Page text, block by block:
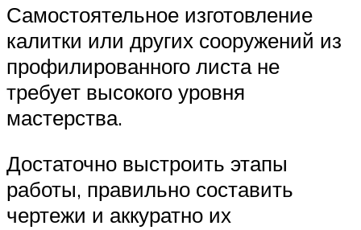
Самостоятельное изготовление
калитки или других сооружений из
профилированного листа не
требует высокого уровня
мастерства.
Достаточно выстроить этапы
работы, правильно составить
чертежи и аккуратно их